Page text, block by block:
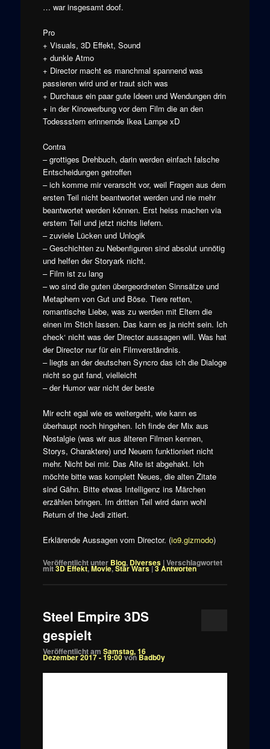
… war insgesamt doof.
Pro
+ Visuals, 3D Effekt, Sound
+ dunkle Atmo
+ Director macht es manchmal spannend was
passieren wird und er traut sich was
+ Durchaus ein paar gute Ideen und Wendungen drin
+ in der Kinowerbung vor dem Film die an den
Todessstern erinnernde Ikea Lampe xD
Contra
– grottiges Drehbuch, darin werden einfach falsche
Entscheidungen getroffen
– ich komme mir verarscht vor, weil Fragen aus dem
ersten Teil nicht beantwortet werden und nie mehr
beantwortet werden können. Erst heiss machen via
erstem Teil und jetzt nichts liefern.
– zuviele Lücken und Unlogik
– Geschichten zu Nebenfiguren sind absolut unnötig
und helfen der Storyark nicht.
– Film ist zu lang
– wo sind die guten übergeordneten Sinnsätze und
Metaphern von Gut und Böse. Tiere retten,
romantische Liebe, was zu werden mit Eltern die
einen im Stich lassen. Das kann es ja nicht sein. Ich
check‘ nicht was der Director aussagen will. Was hat
der Director nur für ein Filmverständnis.
– liegts an der deutschen Syncro das ich die Dialoge
nicht so gut fand, vielleicht
– der Humor war nicht der beste
Mir echt egal wie es weitergeht, wie kann es
überhaupt noch hingehen. Ich finde der Mix aus
Nostalgie (was wir aus älteren Filmen kennen,
Storys, Charaktere) und Neuem funktioniert nicht
mehr. Nicht bei mir. Das Alte ist abgehakt. Ich
möchte bitte was komplett Neues, die alten Zitate
sind Gähn. Bitte etwas Intelligenz ins Märchen
erzählen bringen. Im dritten Teil wird dann wohl
Return of the Jedi zitiert.
Erklärende Aussagen vom Director. (io9.gizmodo)
Veröffentlicht unter Blog, Diverses |Verschlagwortet
mit3D Effekt,Movie,Star Wars|3Antworten
Steel Empire 3DS
gespielt
Veröffentlicht am Samstag, 16
Dezember 2017 - 19:00vonBadb0y